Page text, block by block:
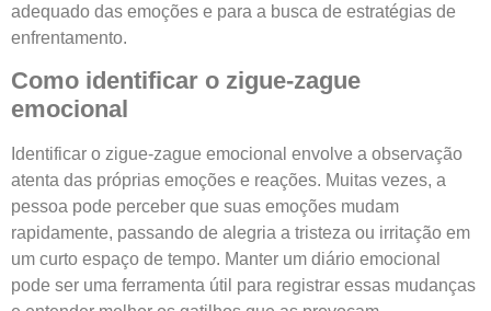
adequado das emoções e para a busca de estratégias de
enfrentamento.
Como identificar o zigue-zague
emocional
Identificar o zigue-zague emocional envolve a observação
atenta das próprias emoções e reações. Muitas vezes, a
pessoa pode perceber que suas emoções mudam
rapidamente, passando de alegria a tristeza ou irritação em
um curto espaço de tempo. Manter um diário emocional
pode ser uma ferramenta útil para registrar essas mudanças